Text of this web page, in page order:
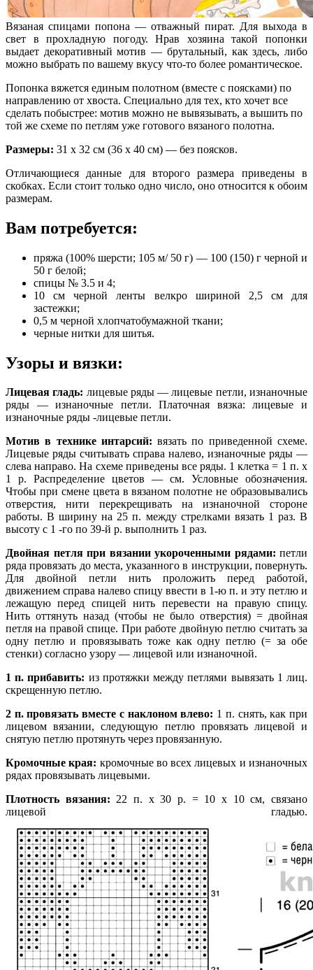
Вязаная спицами попона — отважный пират. Для выхода в
свет в прохладную погоду. Нрав хозяина такой попонки
выдает декоративный мотив — брутальный, как здесь, либо
можно выбрать по ваше­му вкусу что-то более романтическое.
Попонка вяжется единым полотном (вместе с поясками) по
направлению от хвоста. Специально для тех, кто хочет все
сделать побыстрее: мотив можно не вывязывать, а вышить по
той же схеме по петлям уже готового вязаного полотна.
Размеры: 31 х 32 см (36 х 40 см) — без поясков.
Отличающиеся данные для второго размера приведены в
скобках. Если стоит только одно число, оно относится к обоим
размерам.
Вам потребуется:
пряжа (100% шерсти; 105 м/ 50 г) — 100 (150) г черной и
50 г белой;
спицы № 3.5 и 4;
10 см черной ленты велкро шириной 2,5 см для
застежки;
0,5 м черной хлопчатобумажной ткани;
черные нитки для шитья.
Узоры и вязки:
Лицевая гладь: лицевые ряды — лицевые петли, изнаночные
ряды — изнаночные петли. Платочная вязка: лицевые и
изнаночные ряды -лицевые петли.
Мотив в технике интарсий: вязать по приведенной схеме.
Лицевые ряды считывать справа налево, изнаночные ряды —
слева направо. На схеме приведены все ряды. 1 клетка = 1 п. х
1 р. Распределение цветов — см. Условные обозначения.
Чтобы при смене цвета в вязаном полотне не образовывались
отверстия, нити перекрещивать на изнаночной стороне
работы. В ширину на 25 п. между стрелками вязать 1 раз. В
высоту с 1 -го по 39-й р. выполнить 1 раз.
Двойная петля при вязании укороченными рядами: петли
ряда провязать до места, указанного в инструкции, повернуть.
Для двойной петли нить проложить перед работой,
движением справа налево спицу ввести в 1-ю п. и эту петлю и
лежащую перед спицей нить перевести на правую спицу.
Нить оттянуть назад (чтобы не было отверстия) = двойная
петля на правой спице. При работе двойную петлю считать за
одну петлю и провязывать тоже как одну петлю (= за обе
стенки) согласно узору — лицевой или изнаночной.
1 п. прибавить: из протяжки между петлями вывязать 1 лиц.
скрещенную петлю.
2 п. провязать вместе с наклоном влево: 1 п. снять, как при
лицевом вязании, следующую петлю провязать лицевой и
снятую петлю протянуть через провязанную.
Кромочные края: кромочные во всех лицевых и изнаночных
рядах провязывать лицевыми.
Плотность вязания: 22 п. х 30 р. = 10 х 10 см, связано
лицевой гладью.